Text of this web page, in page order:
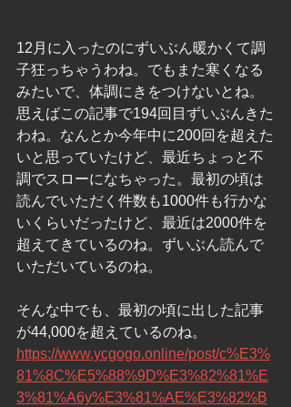
12月に入ったのにずいぶん暖かくて調
子狂っちゃうわね。でもまた寒くなる
みたいで、体調にきをつけないとね。
思えばこの記事で194回目ずいぶんきた
わね。なんとか今年中に200回を超えた
いと思っていたけど、最近ちょっと不
調でスローになちゃった。最初の頃は
読んでいただく件数も1000件も行かな
いくらいだったけど、最近は2000件を
超えてきているのね。ずいぶん読んで
いただいているのね。
そんな中でも、最初の頃に出した記事
が44,000を超えているのね。
https://www.ycgogo.online/post/c%E3%
81%8C%E5%88%9D%E3%82%81%E
3%81%A6y%E3%81%AE%E3%82%B